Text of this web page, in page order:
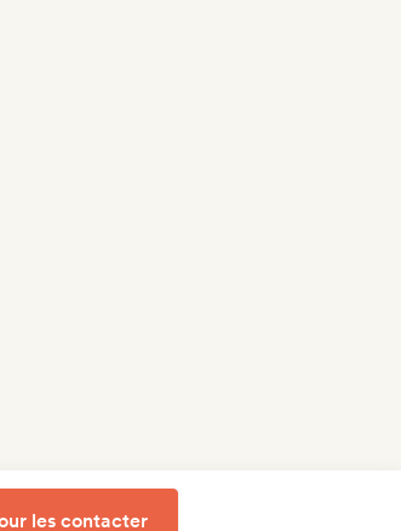
les contacter